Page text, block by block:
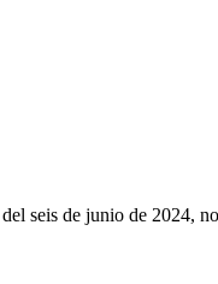
del seis de junio de 2024,